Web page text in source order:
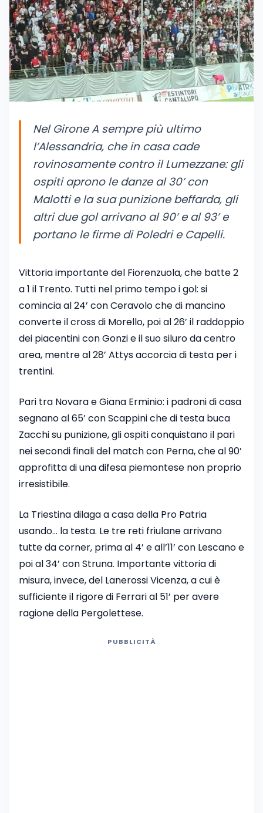
Nel Girone A sempre più ultimo
l’Alessandria, che in casa cade
rovinosamente contro il Lumezzane: gli
ospiti aprono le danze al 30’ con
Malotti e la sua punizione beffarda, gli
altri due gol arrivano al 90’ e al 93’ e
portano le firme di Poledri e Capelli.
Vittoria importante del Fiorenzuola, che batte 2
a 1 il Trento. Tutti nel primo tempo i gol: si
comincia al 24’ con Ceravolo che di mancino
converte il cross di Morello, poi al 26’ il raddoppio
dei piacentini con Gonzi e il suo siluro da centro
area, mentre al 28’ Attys accorcia di testa per i
trentini.
Pari tra Novara e Giana Erminio: i padroni di casa
segnano al 65’ con Scappini che di testa buca
Zacchi su punizione, gli ospiti conquistano il pari
nei secondi finali del match con Perna, che al 90’
approfitta di una difesa piemontese non proprio
irresistibile.
La Triestina dilaga a casa della Pro Patria
usando… la testa. Le tre reti friulane arrivano
tutte da corner, prima al 4’ e all’11’ con Lescano e
poi al 34’ con Struna. Importante vittoria di
misura, invece, del Lanerossi Vicenza, a cui è
sufficiente il rigore di Ferrari al 51’ per avere
ragione della Pergolettese.
PUBBLICITÀ